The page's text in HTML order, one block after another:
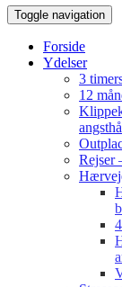
Toggle navigation
Forside
Ydelser
3
12
Rejser